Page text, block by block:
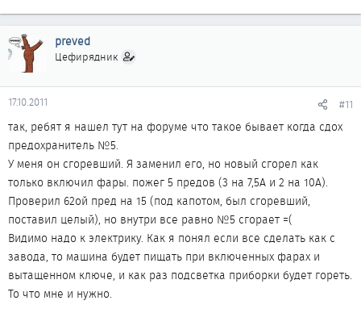
preved
Цефирядник
17.10.2011 #11
так, ребят я нашел тут на форуме что такое бывает когда сдох
предохранитель №5.
У меня он сгоревший. Я заменил его, но новый сгорел как
только включил фары. пожег 5 предов (3 на 7,5А и 2 на 10А).
Проверил 62ой пред на 15 (под капотом, был сгоревший,
поставил целый), но внутри все равно №5 сгорает =(
Видимо надо к электрику. Как я понял если все сделать как с
завода, то машина будет пищать при включенных фарах и
вытащенном ключе, и как раз подсветка приборки будет гореть.
То что мне и нужно.